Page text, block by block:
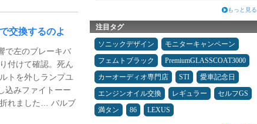
交換するのよ
で左のブレーキバ
付けて確認。死ん
トを外しランプユ
込みファイトーー
れました… バルブ
もっと見る
注目タグ
ソニックデザイン
モニターキャンペーン
フェムトブラック
PremiumGLASSCOAT3000
カーオーディオ専門店
STI
愛車記念日
エンジンオイル交換
レギュラー
セルフGS
満タン
86 LEXUS